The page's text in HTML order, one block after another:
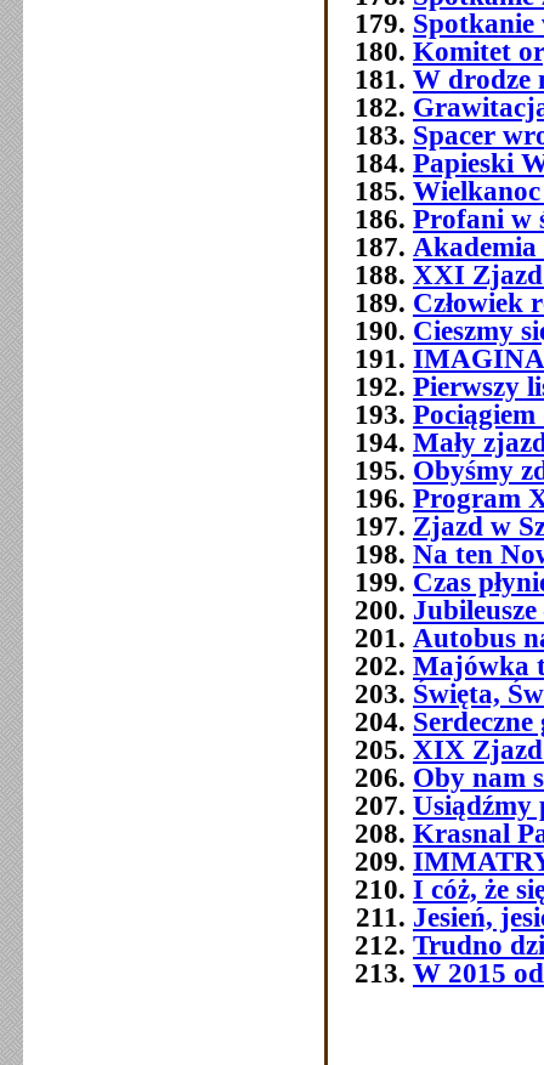
Spotkanie
Komitet
W drodze
Spacer
Papieski
Profani w
Akademia
XXI Zjazd
Człowiek
Cieszmy
Pierwszy
Mały
Obyśmy
Program
Zjazd w
Na ten
Czas
Autobus
Majówka
Święta,
XIX Zjazd
Oby nam
Usiądźmy
Krasnal
I cóż, że
Jesień,
Trudno
W 2015